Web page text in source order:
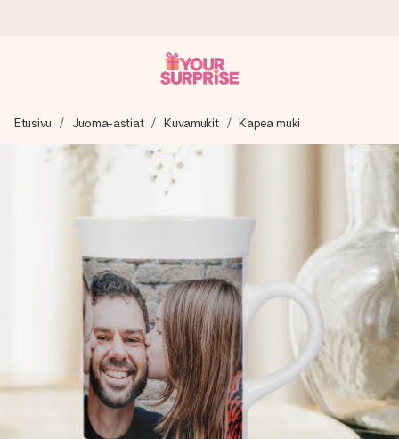
Valmistamme lahjasi huolella ja lähetämme sen hetkessä,
jotta voit antaa sen juuri oikeaan aikaan, kun sillä on eniten
merkitystä.
4,8 (+15 000 arvostelun perusteella)
Lahjamme inspiroivat. Asiakkaiden arvosana on 4,8 Google
Reviewsissä.
Ilmainen tervehdyskortti
Tilaa tänään – personoitu lahja valmistuu ja lähtee matkaan
nopeammin kuin ehdit sanoa “yllätys!”
Etusivu Juoma-astiat Kuvamukit Kapea muki